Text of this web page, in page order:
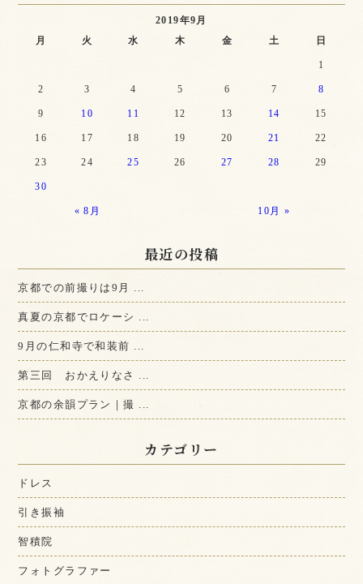
2019年9月
月
火 水 木 金 土 日
« 8月 10月 »
1
2 3 4 5 6 7 8
9 10 11 12 13 14 15
16 17 18 19 20 21 22
23 24 25 26 27 28 29
30
最近の投稿
京都での前撮りは9月 ...
真夏の京都でロケーシ ...
9月の仁和寺で和装前 ...
第三回 おかえりなさ ...
京都の余韻プラン｜撮 ...
カテゴリー
ドレス
引き振袖
智積院
フォトグラファー